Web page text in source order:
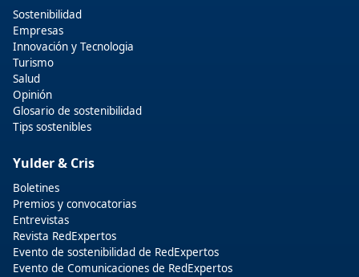
Sostenibilidad
Empresas
Innovación y Tecnologia
Turismo
Salud
Opinión
Glosario de sostenibilidad
Tips sostenibles
Yulder & Cris
Boletines
Premios y convocatorias
Entrevistas
Revista RedExpertos
Evento de sostenibilidad de RedExpertos
Evento de Comunicaciones de RedExpertos